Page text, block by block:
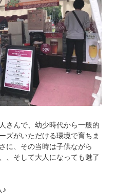
さんで、幼少時代から一般的
ズがいただける環境で育ちま
に、その当時は子供ながら
、そして大人になっても魅了
♪